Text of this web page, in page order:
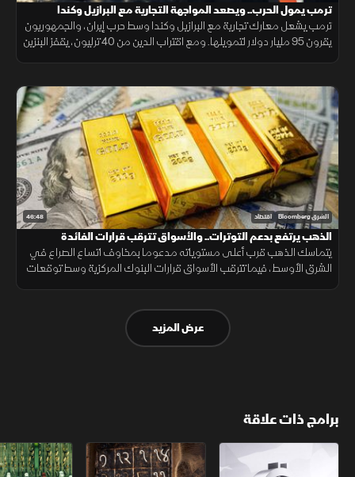
ترمب يمول الحرب.. ويصعد المواجهة التجارية مع البرازيل وكندا
ترمب يشعل معارك تجارية مع البرازيل وكندا وسط حرب إيران، والجمهوريون
يقرون 95 مليار دولار لتمويلها. ومع اقتراب الدين من 40 ترليون، يقفز البنزين
46:48 الشرق Bloomberg اقتصاد
الذهب يرتفع بدعم التوترات.. والأسواق تترقب قرارات الفائدة
يتماسك الذهب قرب أعلى مستوياته مدعوما بمخاوف اتساع الصراع في
الشرق الأوسط، فيما تترقب الأسواق قرارات البنوك المركزية وسط توقعات
عرض المزيد
برامج ذات علاقة
الأسواق الأميركية ملحمة الأرقام سلاسل